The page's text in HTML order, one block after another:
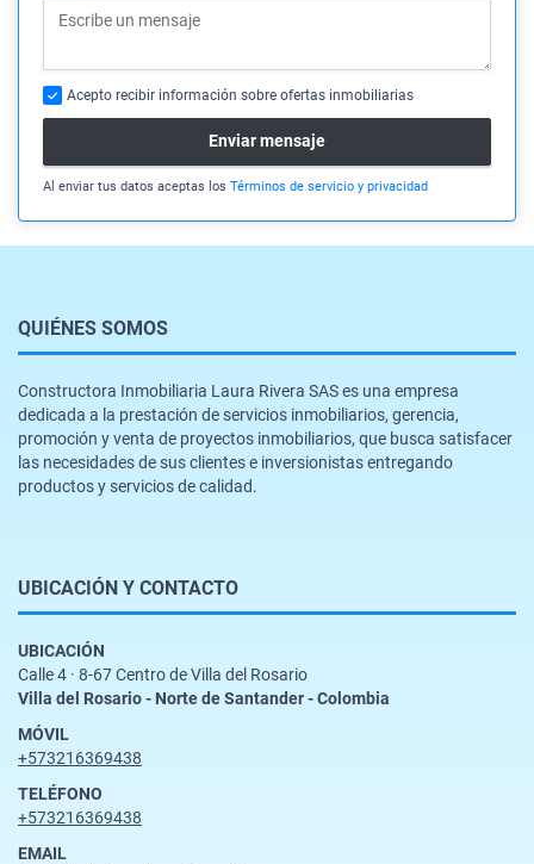
Acepto recibir información sobre ofertas inmobiliarias
Enviar mensaje
Al enviar tus datos aceptas los Términos de servicio y privacidad
QUIÉNES SOMOS
Constructora Inmobiliaria Laura Rivera SAS es una empresa
dedicada a la prestación de servicios inmobiliarios, gerencia,
promoción y venta de proyectos inmobiliarios, que busca satisfacer
las necesidades de sus clientes e inversionistas entregando
productos y servicios de calidad.
UBICACIÓN Y CONTACTO
UBICACIÓN
Calle 4 · 8-67 Centro de Villa del Rosario
Villa del Rosario - Norte de Santander - Colombia
MÓVIL
+573216369438
TELÉFONO
+573216369438
EMAIL